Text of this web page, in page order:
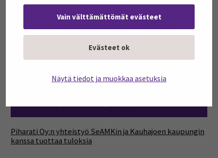
Vain välttämättömät evästeet
Evästeet ok
Näytä tiedot ja muokkaa asetuksia
11
Piharati Oy:n yhteistyö SeAMKin ja Kauhajoen kaupungin
kanssa tuottaa tuloksia